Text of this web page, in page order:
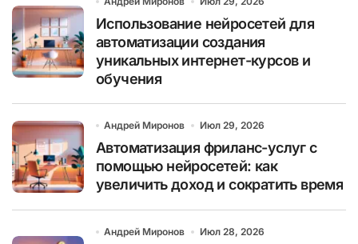
Использование нейросетей для
автоматизации создания
уникальных интернет-курсов и
обучения
Андрей Миронов Июл 29, 2026
Автоматизация фриланс-услуг с
помощью нейросетей: как
увеличить доход и сократить время
Андрей Миронов Июл 28, 2026